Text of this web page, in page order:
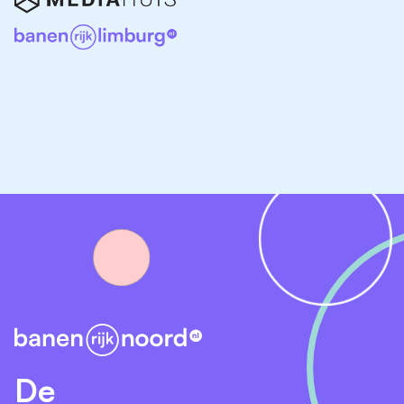
Rechten
Actuele kennis en ervaring met de Algemene wet
bestuursrecht en Gemeentewet
Verder ben je proactief, analytisch sterk,
resultaatgericht en houdt graag regie op processen.
Je denkt niet in problemen, maar vindt oplossingen en
kan een boodschap duidelijk overbrengen. Je bent
klantgericht, achterhaalt snel de behoefte van de
kwaliteitsverbeteringen door te voeren. Voor juridische
De